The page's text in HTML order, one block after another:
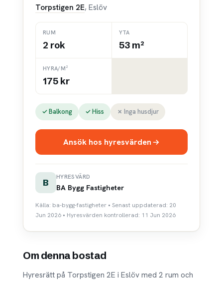
Torpstigen 2E, Eslöv
RUM
2 rok
YTA
53 m²
HYRA/M²
175 kr
✓ Balkong ✓ Hiss ✗ Inga husdjur
Ansök hos hyresvärden
B
HYRESVÄRD
BA Bygg Fastigheter
Källa: ba-bygg-fastigheter • Senast uppdaterad: 20
Jun 2026 • Hyresvärden kontrollerad: 11 Jun 2026
Om denna bostad
Hyresrätt på Torpstigen 2E i Eslöv med 2 rum och